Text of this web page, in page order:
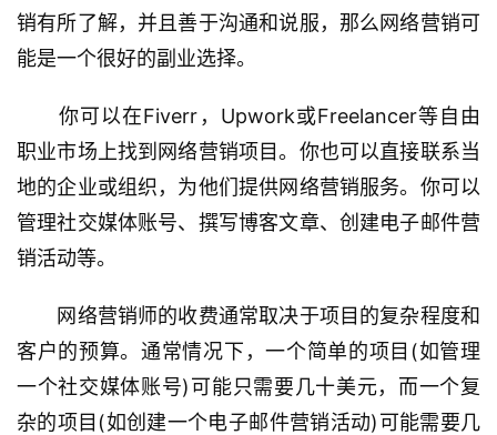
销有所了解，并且善于沟通和说服，那么网络营销可
能是一个很好的副业选择。
你可以在Fiverr，Upwork或Freelancer等自由
职业市场上找到网络营销项目。你也可以直接联系当
地的企业或组织，为他们提供网络营销服务。你可以
管理社交媒体账号、撰写博客文章、创建电子邮件营
销活动等。
网络营销师的收费通常取决于项目的复杂程度和
客户的预算。通常情况下，一个简单的项目(如管理
一个社交媒体账号)可能只需要几十美元，而一个复
杂的项目(如创建一个电子邮件营销活动)可能需要几